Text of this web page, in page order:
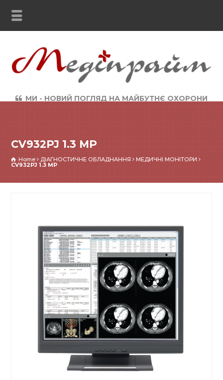
МИ - НОВИЙ ПОГЛЯД НА МАЙБУТНЄ ОХОРОНИ
CV932PJ 1.3 MP
Home ДІАГНОСТИЧНЕ ОБЛАДНАННЯ МЕДИЧНІ МОНІТОРИ
CV932PJ 1.3 MP